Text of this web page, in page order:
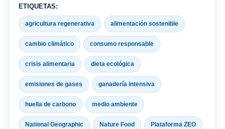
ETIQUETAS:
agricultura regenerativa alimentación sostenible
cambio climático consumo responsable
crisis alimentaria dieta ecológica
emisiones de gases ganadería intensiva
huella de carbono medio ambiente
National Geographic Nature Food Plataforma ZEO